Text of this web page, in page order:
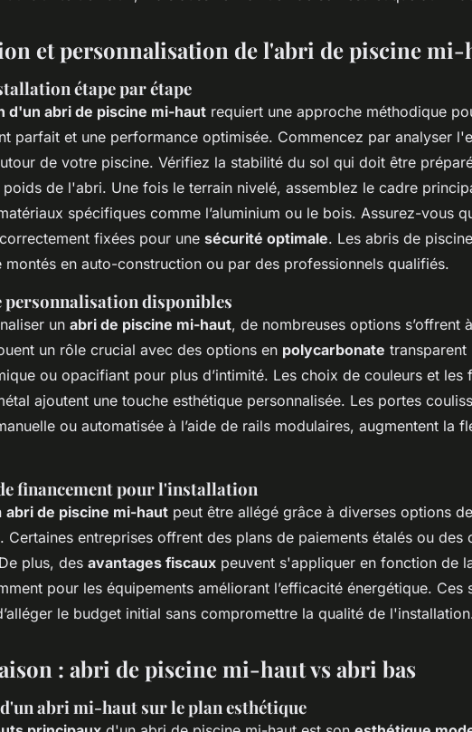
et personnalisation de l'abri de piscine mi-
étape par étape
d'un abri de piscine mi-haut requiert une approche méthodique
parfait et une performance optimisée. Commencez par analyser
de votre piscine. Vérifiez la stabilité du sol qui doit être
de l'abri. Une fois le terrain nivelé, assemblez le cadre
spécifiques comme l’aluminium ou le bois. Assurez-vous
fixées pour une sécurité optimale. Les abris de
montés en auto-construction ou par des professionnels qualifiés.
personnalisation disponibles
un abri de piscine mi-haut, de nombreuses options s’offrent
un rôle crucial avec des options en polycarbonate transparent
ou opacifiant pour plus d’intimité. Les choix de couleurs et les
ajoutent une touche esthétique personnalisée. Les portes
ou automatisée à l’aide de rails modulaires, augmentent la
financement pour l'installation
abri de piscine mi-haut peut être allégé grâce à diverses options de
Certaines entreprises offrent des plans de paiements étalés ou des
plus, des avantages fiscaux peuvent s'appliquer en fonction de
pour les équipements améliorant l’efficacité énergétique. Ces
le budget initial sans compromettre la qualité de
: abri de piscine mi-haut vs abri bas
abri mi-haut sur le plan esthétique